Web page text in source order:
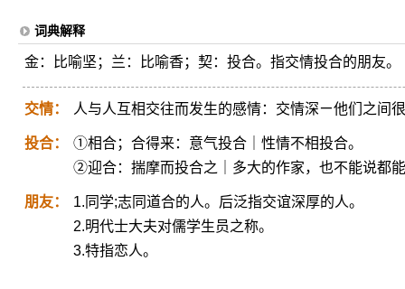
词典解释
金：比喻坚；兰：比喻香；契：投合。指交情投合的朋友。
交情： 人与人互相交往而发生的感情：交情深ㄧ他们之间
投合：
①相合；合得来：意气投合｜性情不相投合。
②迎合：揣摩而投合之｜多大的作家，也不能说都
朋友：
1.同学;志同道合的人。后泛指交谊深厚的人。
2.明代士大夫对儒学生员之称。
3.特指恋人。